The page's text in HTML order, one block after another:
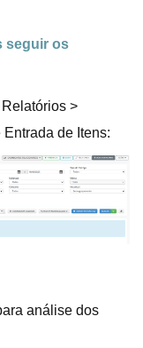
seguir os
>
de Itens:
análise dos